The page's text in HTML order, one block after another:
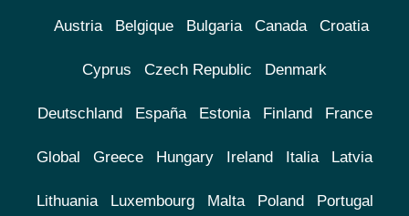
Austria Belgique Bulgaria Canada Croatia
Cyprus Czech Republic Denmark
Deutschland España Estonia Finland France
Global Greece Hungary Ireland Italia Latvia
Lithuania Luxembourg Malta Poland Portugal